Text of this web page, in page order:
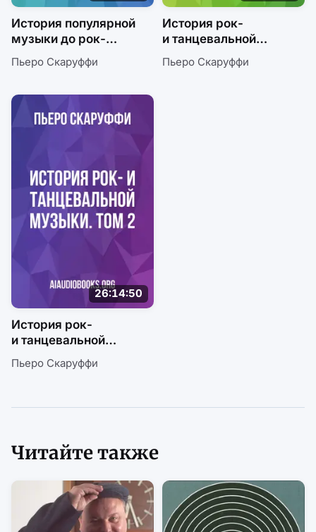
История популярной
музыки до рок-
музыки. Ч2
Пьеро Скаруффи
История рок-
и танцевальной
музыки. Том 1
Пьеро Скаруффи
26:14:50
История рок-
и танцевальной
музыки. Том 2
Пьеро Скаруффи
Читайте также